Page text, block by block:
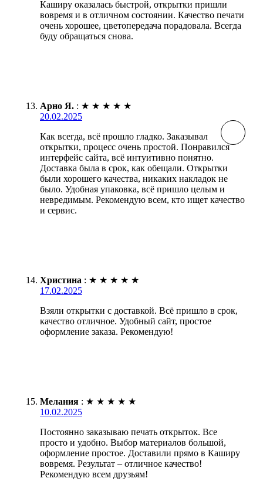
Каширу оказалась быстрой, открытки пришли
вовремя и в отличном состоянии. Качество печати
очень хорошее, цветопередача порадовала. Всегда
буду обращаться снова.
Арно Я. : ★ ★ ★ ★ ★
20.02.2025
Как всегда, всё прошло гладко. Заказывал
открытки, процесс очень простой. Понравился
интерфейс сайта, всё интуитивно понятно.
Доставка была в срок, как обещали. Открытки
были хорошего качества, никаких накладок не
было. Удобная упаковка, всё пришло целым и
невредимым. Рекомендую всем, кто ищет качество
и сервис.
Христина : ★ ★ ★ ★ ★
17.02.2025
Взяли открытки с доставкой. Всё пришло в срок,
качество отличное. Удобный сайт, простое
оформление заказа. Рекомендую!
Мелания : ★ ★ ★ ★ ★
10.02.2025
Постоянно заказываю печать открыток. Все
просто и удобно. Выбор материалов большой,
оформление простое. Доставили прямо в Каширу
вовремя. Результат – отличное качество!
Рекомендую всем друзьям!